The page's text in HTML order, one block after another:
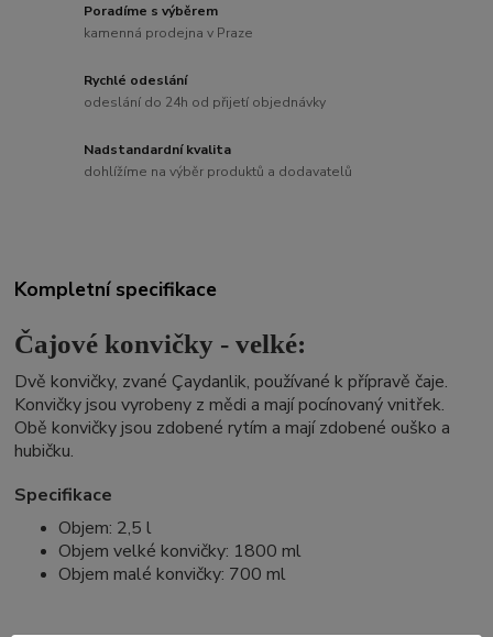
Poradíme s výběrem
kamenná prodejna v Praze
Rychlé odeslání
odeslání do 24h od přijetí objednávky
Nadstandardní kvalita
dohlížíme na výběr produktů a dodavatelů
Kompletní specifikace
Čajové konvičky - velké:
Dvě konvičky, zvané Çaydanlik, používané k přípravě čaje.
Konvičky jsou vyrobeny z mědi a mají pocínovaný vnitřek.
Obě konvičky jsou zdobené rytím a mají zdobené ouško a
hubičku.
Specifikace
Objem: 2,5 l
Objem velké konvičky: 1800 ml
Objem malé konvičky: 700 ml